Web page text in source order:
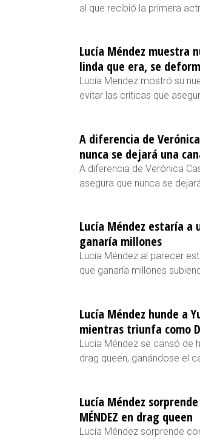
al que recibió la primera
Lucía Méndez muestra
linda que era, se
Lucía Mendez mostró su
evitar las críticas que
A diferencia de
nunca se dejará una
A diferencia de Verónica
asegura que nunca se
Lucía Méndez estaría a
ganaría millones
Lucía Méndez al parecer
que ganaría millones
Lucía Méndez hunde a
mientras triunfa como
Lucía Méndez se cansó de
drag queen, ganándose el
Lucía Méndez
MÉNDEZ en drag queen
Lucía Méndez sorprende